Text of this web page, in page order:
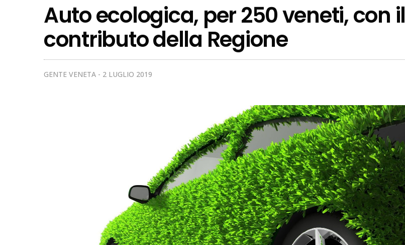
Auto ecologica, per 250 veneti, con il
contributo della Regione
GENTE VENETA 2 LUGLIO 2019